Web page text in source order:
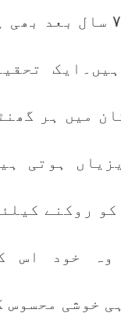
تقسیم ہند کے ۷۰ سال
میں ہر
ہوتی
روکنے
وہ خود اس
خوشی محسوس